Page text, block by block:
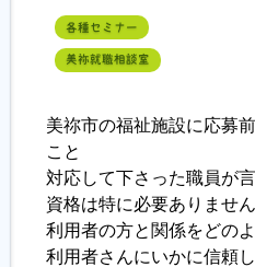
各種セミナー
美祢就職相談室
美祢市の福祉施設に応募
こと
対応して下さった職員が
資格は特に必要ありません
利用者の方と関係をどの
利用者さんにいかに信頼